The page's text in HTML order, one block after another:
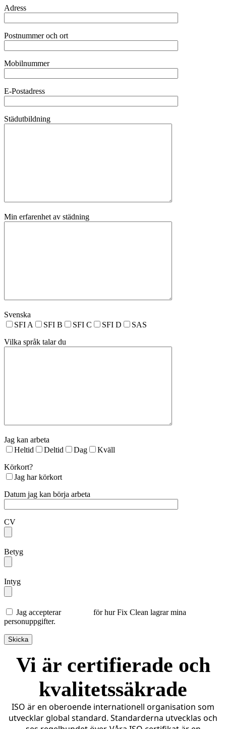
Adress
Postnummer och ort
Mobilnummer
E-Postadress
Städutbildning
Min erfarenhet av städning
Svenska
SFI A
SFI B SFI C SFI D
SAS
Vilka språk talar du
Jag kan arbeta
Heltid
Deltid Dag
Kväll
Körkort?
Jag har körkort
Datum jag kan börja arbeta
CV
Betyg
Intyg
Jag accepterar
för hur Fix Clean lagrar mina
personuppgifter.
Vi är certifierade och
kvalitetssäkrade
ISO är en oberoende internationell organisation som
utvecklar global standard. Standarderna utvecklas och